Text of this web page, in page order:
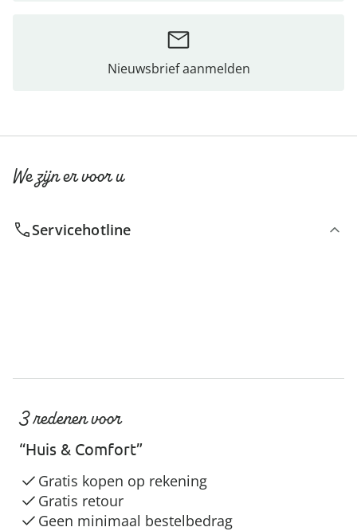
Nieuwsbrief aanmelden
We zijn er voor u
Servicehotline
3 redenen voor
“Huis & Comfort”
Gratis kopen op rekening
Gratis retour
Geen minimaal bestelbedrag